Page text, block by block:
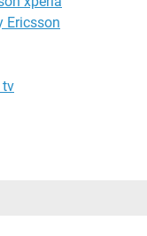
Ericsson
tv